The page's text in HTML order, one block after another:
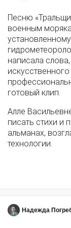
Песню
военным
написала
готовый клип.
Алле
писать стихи и
альманах,
технологии.
Надежда